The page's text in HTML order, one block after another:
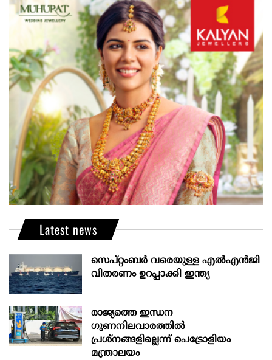
Latest news
സെപ്റ്റംബർ വരെയുള്ള എൽഎൻജി
വിതരണം ഉറപ്പാക്കി ഇന്ത്യ
രാജ്യത്തെ ഇന്ധന
ഗുണനിലവാരത്തില്‍
പ്രശ്‌നങ്ങളില്ലെന്ന് പെട്രോളിയം
മന്ത്രാലയം